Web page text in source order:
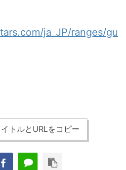
ja_JP/ranges/gu
トルとURLをコピー